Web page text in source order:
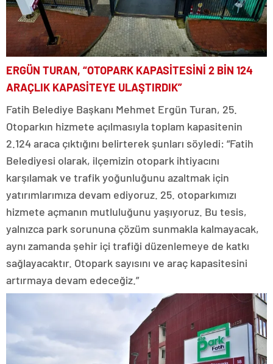
ERGÜN TURAN, “OTOPARK KAPASİTESİNİ 2 BİN 124
ARAÇLIK KAPASİTEYE ULAŞTIRDIK”
Fatih Belediye Başkanı Mehmet Ergün Turan, 25.
Otoparkın hizmete açılmasıyla toplam kapasitenin
2.124 araca çıktığını belirterek şunları söyledi: “Fatih
Belediyesi olarak, ilçemizin otopark ihtiyacını
karşılamak ve trafik yoğunluğunu azaltmak için
yatırımlarımıza devam ediyoruz. 25. otoparkımızı
hizmete açmanın mutluluğunu yaşıyoruz. Bu tesis,
yalnızca park sorununa çözüm sunmakla kalmayacak,
aynı zamanda şehir içi trafiği düzenlemeye de katkı
sağlayacaktır. Otopark sayısını ve araç kapasitesini
artırmaya devam edeceğiz.”